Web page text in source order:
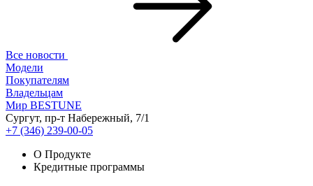
Все новости
Модели
Покупателям
Владельцам
Мир BESTUNE
Сургут, пр-т Набережный, 7/1
+7 (346) 239-00-05
О Продукте
Кредитные программы